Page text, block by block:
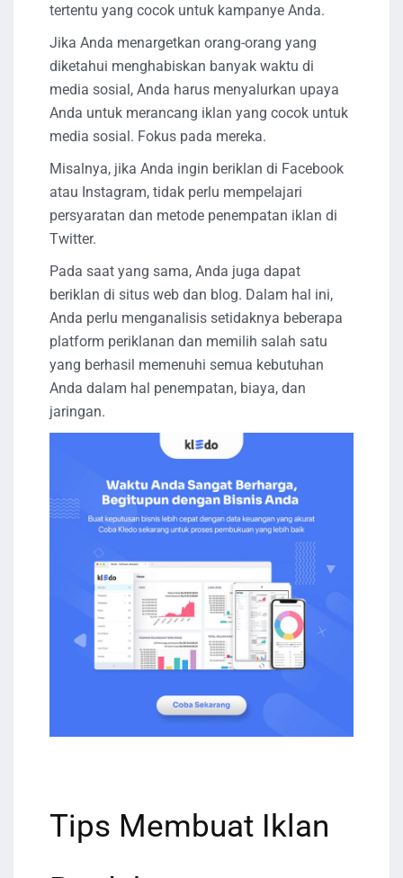
tertentu yang cocok untuk kampanye Anda.
Jika Anda menargetkan orang-orang yang
diketahui menghabiskan banyak waktu di
media sosial, Anda harus menyalurkan upaya
Anda untuk merancang iklan yang cocok untuk
media sosial. Fokus pada mereka.
Misalnya, jika Anda ingin beriklan di Facebook
atau Instagram, tidak perlu mempelajari
persyaratan dan metode penempatan iklan di
Twitter.
Pada saat yang sama, Anda juga dapat
beriklan di situs web dan blog. Dalam hal ini,
Anda perlu menganalisis setidaknya beberapa
platform periklanan dan memilih salah satu
yang berhasil memenuhi semua kebutuhan
Anda dalam hal penempatan, biaya, dan
jaringan.
Tips Membuat Iklan